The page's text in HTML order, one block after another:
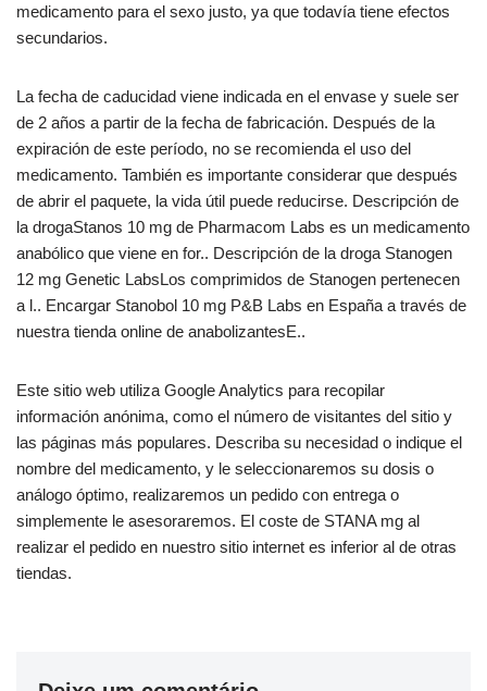
medicamento para el sexo justo, ya que todavía tiene efectos
secundarios.
La fecha de caducidad viene indicada en el envase y suele ser
de 2 años a partir de la fecha de fabricación. Después de la
expiración de este período, no se recomienda el uso del
medicamento. También es importante considerar que después
de abrir el paquete, la vida útil puede reducirse. Descripción de
la drogaStanos 10 mg de Pharmacom Labs es un medicamento
anabólico que viene en for.. Descripción de la droga Stanogen
12 mg Genetic LabsLos comprimidos de Stanogen pertenecen
a l.. Encargar Stanobol 10 mg P&B Labs en España a través de
nuestra tienda online de anabolizantesE..
Este sitio web utiliza Google Analytics para recopilar
información anónima, como el número de visitantes del sitio y
las páginas más populares. Describa su necesidad o indique el
nombre del medicamento, y le seleccionaremos su dosis o
análogo óptimo, realizaremos un pedido con entrega o
simplemente le asesoraremos. El coste de STANA mg al
realizar el pedido en nuestro sitio internet es inferior al de otras
tiendas.